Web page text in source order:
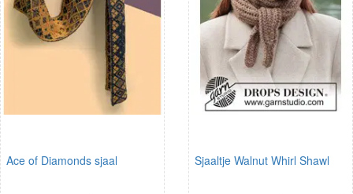
Ace of Diamonds sjaal Sjaaltje Walnut Whirl Shawl